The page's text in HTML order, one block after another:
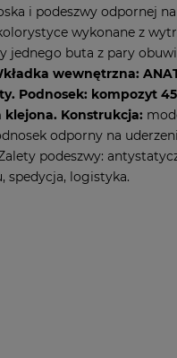
i podeszwy odpornej
wykonane z
jednego buta z pary
wewnętrzna:
Podnosek: kompozyt
klejona. Konstrukcja:
odporny na
podeszwy:
spedycja, logistyka.